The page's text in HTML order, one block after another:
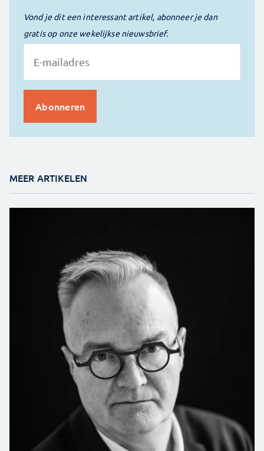
Vond je dit een interessant artikel, abonneer je dan
gratis op onze wekelijkse nieuwsbrief.
MEER ARTIKELEN